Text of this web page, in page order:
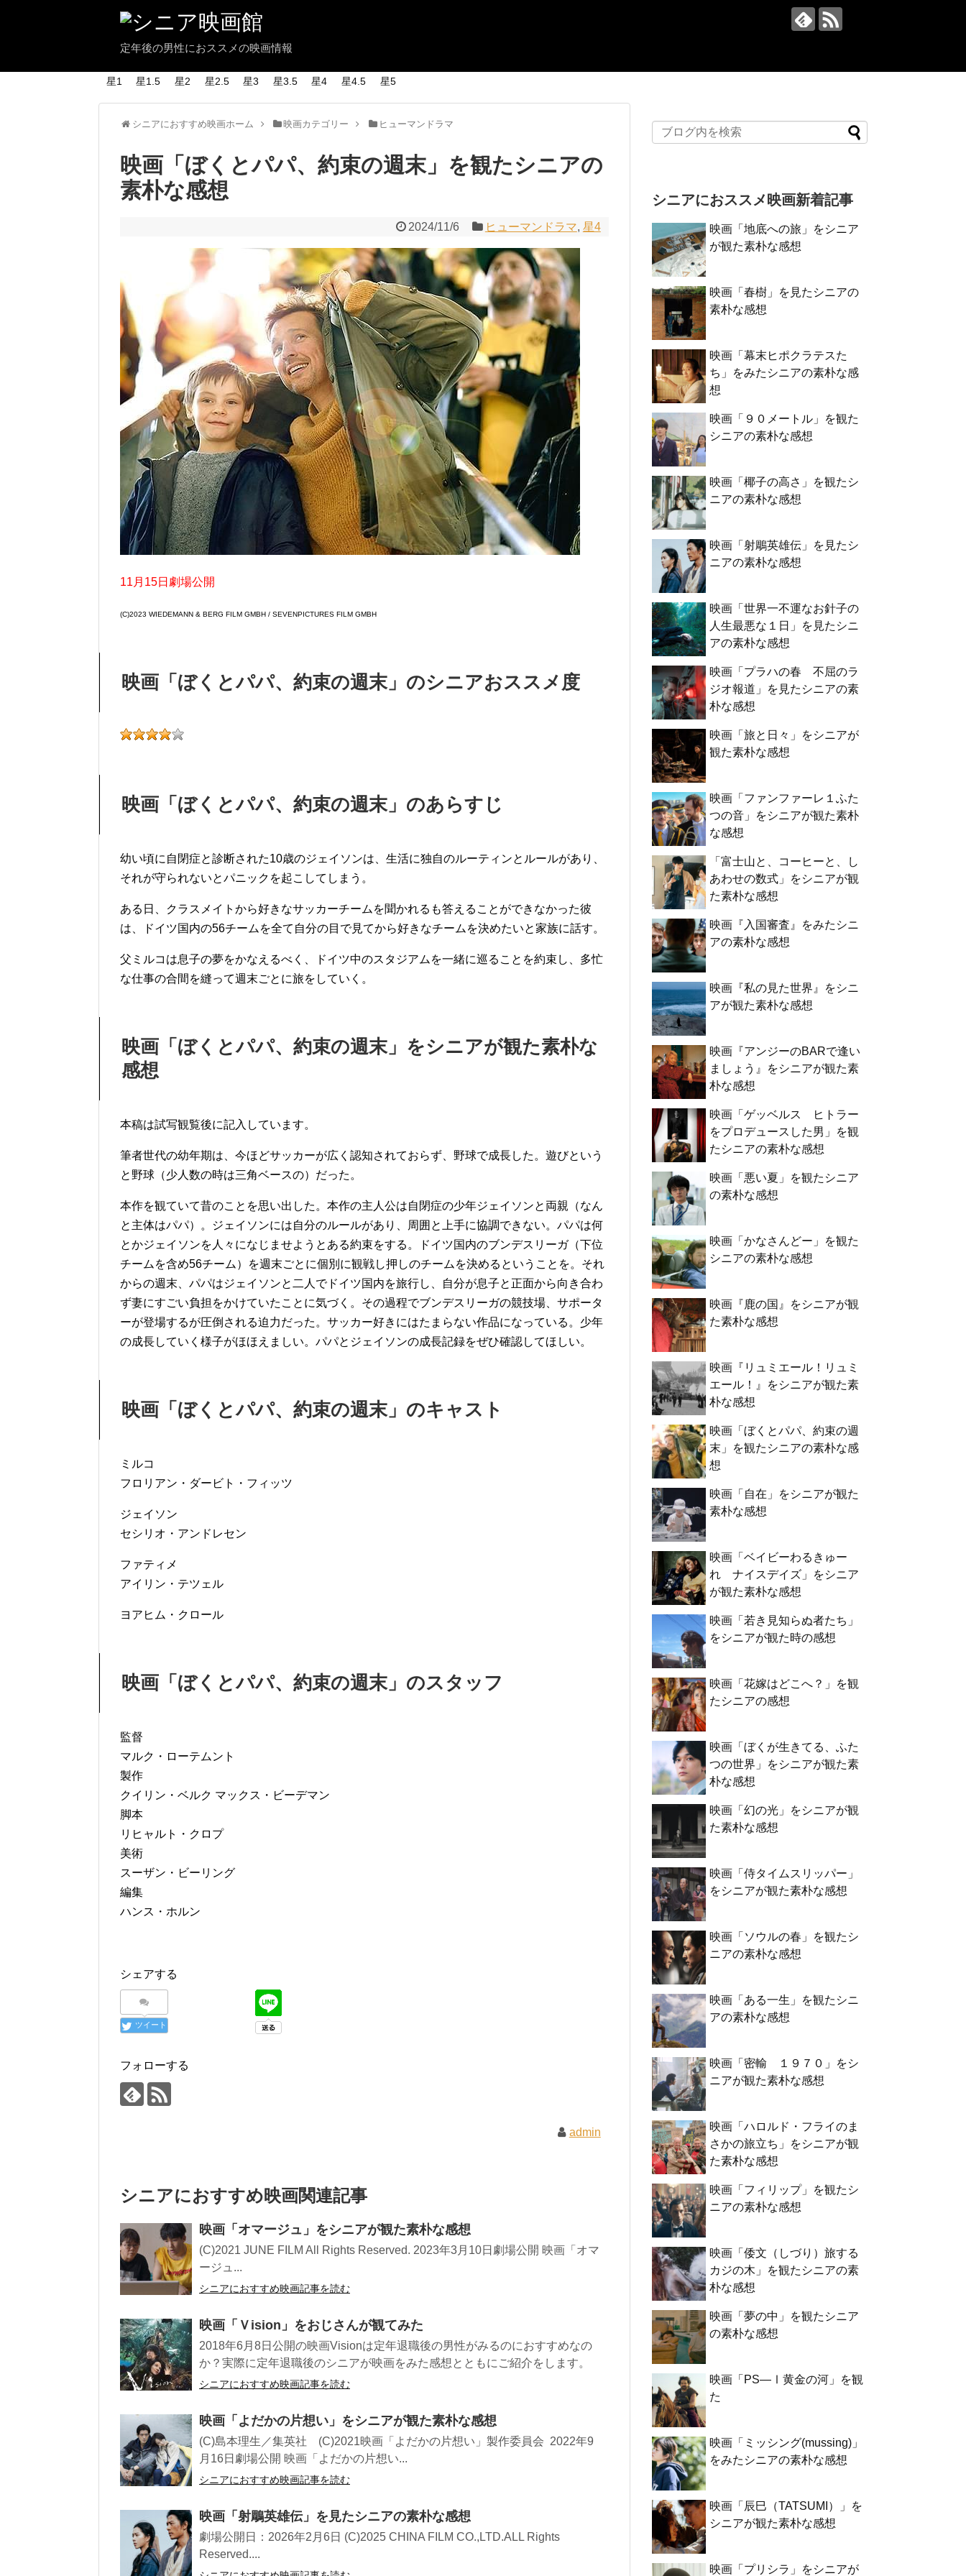
定年後の男性におススメの映画情報
星1 星1.5 星2 星2.5 星3 星3.5 星4 星4.5 星5
シニアにおすすめ映画ホーム 映画カテゴリー ヒューマンドラマ
映画「ぼくとパパ、約束の週末」を観たシニアの
素朴な感想
2024/11/6 ヒューマンドラマ, 星4
11月15日劇場公開
(C)2023 WIEDEMANN & BERG FILM GMBH / SEVENPICTURES FILM GMBH
映画「ぼくとパパ、約束の週末」のシニアおススメ度
映画「ぼくとパパ、約束の週末」のあらすじ
幼い頃に自閉症と診断された10歳のジェイソンは、生活に独自のルーティンとルールがあり、
それが守られないとパニックを起こしてしまう。
ある日、クラスメイトから好きなサッカーチームを聞かれるも答えることができなかった彼
は、ドイツ国内の56チームを全て自分の目で見てから好きなチームを決めたいと家族に話す。
父ミルコは息子の夢をかなえるべく、ドイツ中のスタジアムを一緒に巡ることを約束し、多忙
な仕事の合間を縫って週末ごとに旅をしていく。
映画「ぼくとパパ、約束の週末」をシニアが観た素朴な
感想
本稿は試写観覧後に記入しています。
筆者世代の幼年期は、今ほどサッカーが広く認知されておらず、野球で成長した。遊びという
と野球（少人数の時は三角ベースの）だった。
本作を観ていて昔のことを思い出した。本作の主人公は自閉症の少年ジェイソンと両親（なん
と主体はパパ）。ジェイソンには自分のルールがあり、周囲と上手に協調できない。パパは何
とかジェイソンを人々になじませようとある約束をする。ドイツ国内のブンデスリーガ（下位
チームを含め56チーム）を週末ごとに個別に観戦し押しのチームを決めるということを。それ
からの週末、パパはジェイソンと二人でドイツ国内を旅行し、自分が息子と正面から向き合わ
ず妻にすごい負担をかけていたことに気づく。その過程でブンデスリーガの競技場、サポータ
ーが登場するが圧倒される迫力だった。サッカー好きにはたまらない作品になっている。少年
の成長していく様子がほほえましい。パパとジェイソンの成長記録をぜひ確認してほしい。
映画「ぼくとパパ、約束の週末」のキャスト
ミルコ
フロリアン・ダービト・フィッツ
ジェイソン
セシリオ・アンドレセン
ファティメ
アイリン・テツェル
ヨアヒム・クロール
映画「ぼくとパパ、約束の週末」のスタッフ
監督
マルク・ローテムント
製作
クイリン・ベルク マックス・ビーデマン
脚本
リヒャルト・クロプ
美術
スーザン・ビーリング
編集
ハンス・ホルン
シェアする
ツイート
フォローする
admin
シニアにおすすめ映画関連記事
映画「オマージュ」をシニアが観た素朴な感想
(C)2021 JUNE FILM All Rights Reserved. 2023年3月10日劇場公開 映画「オマ
ージュ...
シニアにおすすめ映画記事を読む
映画「Ｖision」をおじさんが観てみた
2018年6月8日公開の映画Visionは定年退職後の男性がみるのにおすすめなの
か？実際に定年退職後のシニアが映画をみた感想とともにご紹介をします。
シニアにおすすめ映画記事を読む
映画「よだかの片想い」をシニアが観た素朴な感想
(C)島本理生／集英社 (C)2021映画「よだかの片想い」製作委員会 2022年9
月16日劇場公開 映画「よだかの片想い...
シニアにおすすめ映画記事を読む
映画「射鵰英雄伝」を見たシニアの素朴な感想
劇場公開日：2026年2月6日 (C)2025 CHINA FILM CO.,LTD.ALL Rights
Reserved....
シニアにおススメ映画新着記事
映画「地底への旅」をシニア
が観た素朴な感想
映画「春樹」を見たシニアの
素朴な感想
映画「幕末ヒポクラテスた
ち」をみたシニアの素朴な感
想
映画「９０メートル」を観た
シニアの素朴な感想
映画「椰子の高さ」を観たシ
ニアの素朴な感想
映画「射鵰英雄伝」を見たシ
ニアの素朴な感想
映画「世界一不運なお針子の
人生最悪な１日」を見たシニ
アの素朴な感想
映画「プラハの春 不屈のラ
ジオ報道」を見たシニアの素
朴な感想
映画「旅と日々」をシニアが
観た素朴な感想
映画「ファンファーレ１ふた
つの音」をシニアが観た素朴
な感想
「富士山と、コーヒーと、し
あわせの数式」をシニアが観
た素朴な感想
映画『入国審査』をみたシニ
アの素朴な感想
映画『私の見た世界』をシニ
アが観た素朴な感想
映画『アンジーのBARで逢い
ましょう』をシニアが観た素
朴な感想
映画「ゲッベルス ヒトラー
をプロデュースした男」を観
たシニアの素朴な感想
映画「悪い夏」を観たシニア
の素朴な感想
映画「かなさんどー」を観た
シニアの素朴な感想
映画『鹿の国』をシニアが観
た素朴な感想
映画『リュミエール！リュミ
エール！』をシニアが観た素
朴な感想
映画「ぼくとパパ、約束の週
末」を観たシニアの素朴な感
想
映画「自在」をシニアが観た
素朴な感想
映画「ベイビーわるきゅー
れ ナイスデイズ」をシニア
が観た素朴な感想
映画「若き見知らぬ者たち」
をシニアが観た時の感想
映画「花嫁はどこへ？」を観
たシニアの感想
映画「ぼくが生きてる、ふた
つの世界」をシニアが観た素
朴な感想
映画「幻の光」をシニアが観
た素朴な感想
映画「侍タイムスリッパー」
をシニアが観た素朴な感想
映画「ソウルの春」を観たシ
ニアの素朴な感想
映画「ある一生」を観たシニ
アの素朴な感想
映画「密輸 １９７０」をシ
ニアが観た素朴な感想
映画「ハロルド・フライのま
さかの旅立ち」をシニアが観
た素朴な感想
映画「フィリップ」を観たシ
ニアの素朴な感想
映画「倭文（しづり）旅する
カジの木」を観たシニアの素
朴な感想
映画「夢の中」を観たシニア
の素朴な感想
映画「PS―Ⅰ黄金の河」を観
た
映画「ミッシング(mussing)」
をみたシニアの素朴な感想
映画「辰巳（TATSUMI）」を
シニアが観た素朴な感想
映画「プリシラ」をシニアが